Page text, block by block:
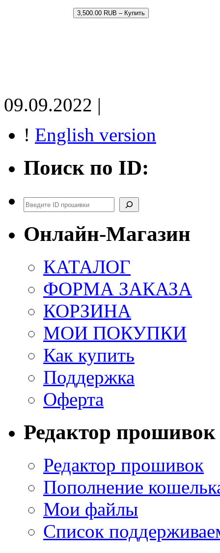
3,500.00 RUB – Купить
09.09.2022 |
! English version
Поиск по ID:
Поиск
Онлайн-Магазин
КАТАЛОГ
ФОРМА ЗАКАЗА
КОРЗИНА
МОИ ПОКУПКИ
Как купить
Поддержка
Оферта
Редактор прошивок
Редактор прошивок
Пополнение
Мои файлы
Список